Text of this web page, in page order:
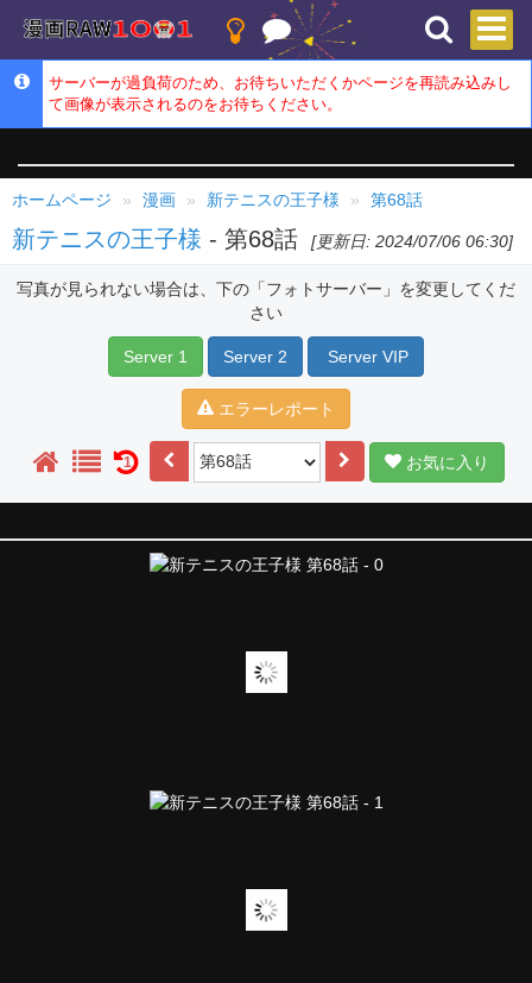
サーバーが過負荷のため、お待ちいただくかページを再読み込みし
て画像が表示されるのをお待ちください。
ホームページ 漫画 新テニスの王子様 第68話
新テニスの王子様 - 第68話 [更新日: 2024/07/06 06:30]
写真が見られない場合は、下の「フォトサーバー」を変更してくだ
さい
Server 1 Server 2 Server VIP
エラーレポート
1 お気に入り